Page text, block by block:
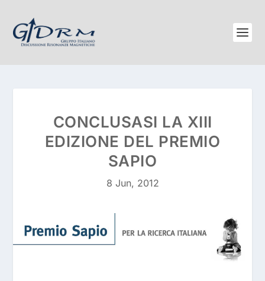
CONCLUSASI LA XIII
EDIZIONE DEL PREMIO
SAPIO
8 Jun, 2012